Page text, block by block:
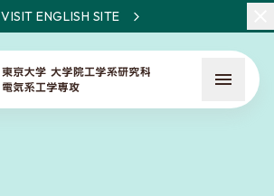
VISIT ENGLISH SITE